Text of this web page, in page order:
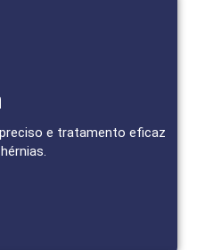
e tratamento eficaz
para Coluna
minimamente invasivas